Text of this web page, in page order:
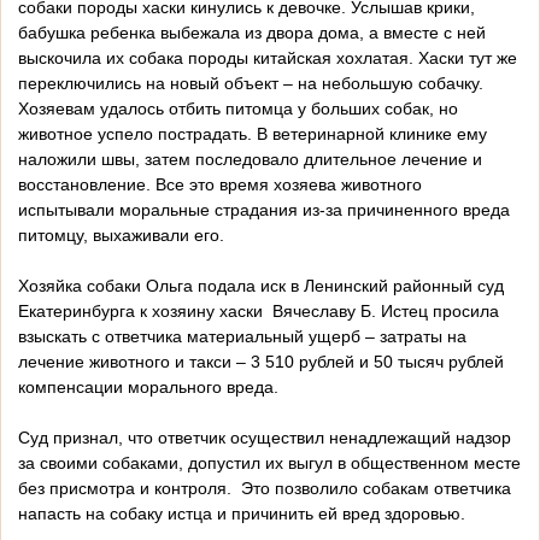
собаки породы хаски кинулись к девочке. Услышав крики,
бабушка ребенка выбежала из двора дома, а вместе с ней
выскочила их собака породы китайская хохлатая. Хаски тут же
переключились на новый объект – на небольшую собачку.
Хозяевам удалось отбить питомца у больших собак, но
животное успело пострадать. В ветеринарной клинике ему
наложили швы, затем последовало длительное лечение и
восстановление. Все это время хозяева животного
испытывали моральные страдания из-за причиненного вреда
питомцу, выхаживали его.
Хозяйка собаки Ольга подала иск в Ленинский районный суд
Екатеринбурга к хозяину хаски Вячеславу Б. Истец просила
взыскать с ответчика материальный ущерб – затраты на
лечение животного и такси – 3 510 рублей и 50 тысяч рублей
компенсации морального вреда.
Суд признал, что ответчик осуществил ненадлежащий надзор
за своими собаками, допустил их выгул в общественном месте
без присмотра и контроля. Это позволило собакам ответчика
напасть на собаку истца и причинить ей вред здоровью.